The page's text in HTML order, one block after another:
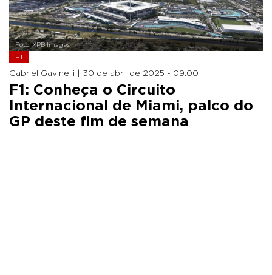
Foto: XPB Images
F1
Gabriel Gavinelli | 30 de abril de 2025 - 09:00
F1: Conheça o Circuito
Internacional de Miami, palco do
GP deste fim de semana